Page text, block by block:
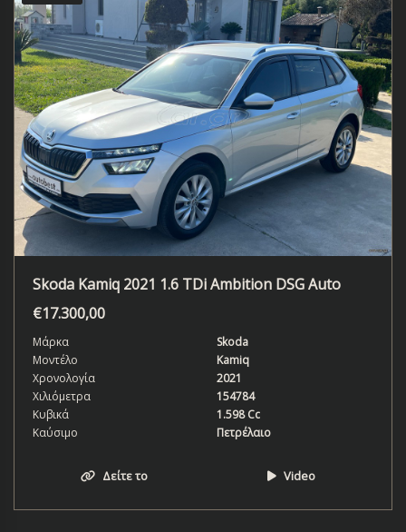
Skoda Kamiq 2021 1.6 TDi Ambition DSG Auto
€17.300,00
Μάρκα
Skoda
Μοντέλο
Kamiq
Χρονολογία
2021
Χιλιόμετρα
154784
Κυβικά
1.598 Cc
Καύσιμο
Πετρέλαιο
Δείτε το Video